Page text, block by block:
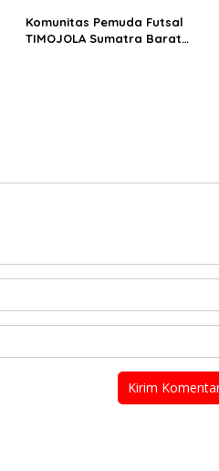
Komunitas Pemuda Futsal
TIMOJOLA Sumatra Barat